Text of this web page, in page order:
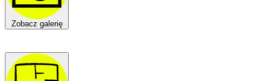
Zobacz galerię